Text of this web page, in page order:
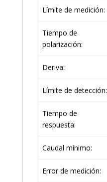
Límite de medición:
Tiempo de
polarización:
Deriva:
Límite de detección:
Tiempo de
respuesta:
Caudal mínimo:
Error de medición: